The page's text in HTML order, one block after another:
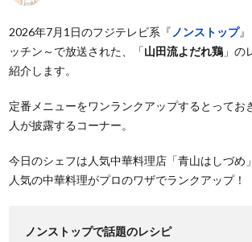
2026年7月1日のフジテレビ系『 ノンストップ
ッチン～で放送された、「山田流よだれ鶏 」の
紹介します。
定番メニューをワンランクアップするとってお
人が披露するコーナー。
今日のシェフは人気中華料理店「青山はしづめ
人気の中華料理がプロのワザでランクアップ！
ノンストップで話題のレシピ